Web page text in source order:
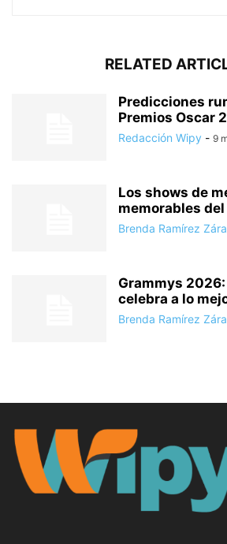
RELATED
Predicciones
Premios Oscar
Redacción Wipy - 9
Los shows de
memorables del
Brenda Ramírez
Grammys
celebra a lo
Brenda Ramírez